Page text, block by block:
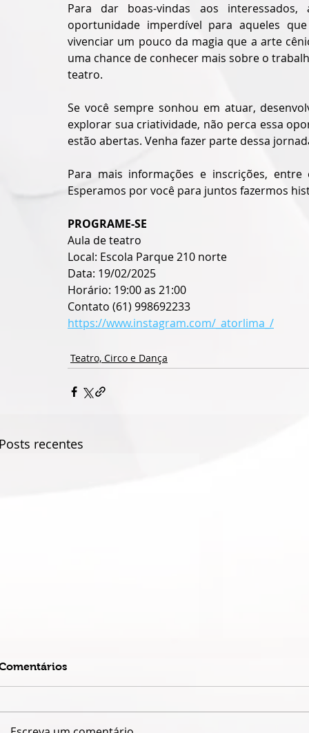
Para dar boas-vindas aos
oportunidade imperdível para aqueles
vivenciar um pouco da magia que a arte
uma chance de conhecer mais sobre o
teatro.
Se você sempre sonhou em atuar,
explorar sua criatividade, não perca essa
estão abertas. Venha fazer parte dessa
Para mais informações e inscrições,
Esperamos por você para juntos fazermos
PROGRAME-SE
Aula de teatro
Local: Escola Parque 210 norte
Data: 19/02/2025
Horário: 19:00 as 21:00
Contato (61) 998692233
https://www.instagram.com/_atorlima_/
Teatro, Circo e Dança
recentes